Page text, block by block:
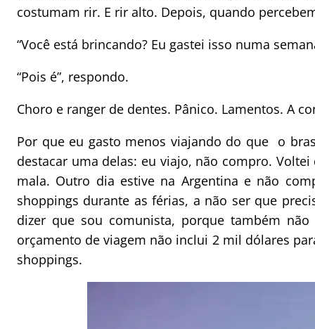
costumam rir. E rir alto. Depois, quando
“Você está brincando? Eu gastei isso numa
“Pois é”, respondo.
Choro e ranger de dentes. Pânico. Lamentos. A
Por que eu gasto menos viajando do que o
destacar uma delas: eu viajo, não compro.
mala. Outro dia estive na Argentina e não
shoppings durante as férias, a não ser que
dizer que sou comunista, porque também
orçamento de viagem não inclui 2 mil dólares
shoppings.